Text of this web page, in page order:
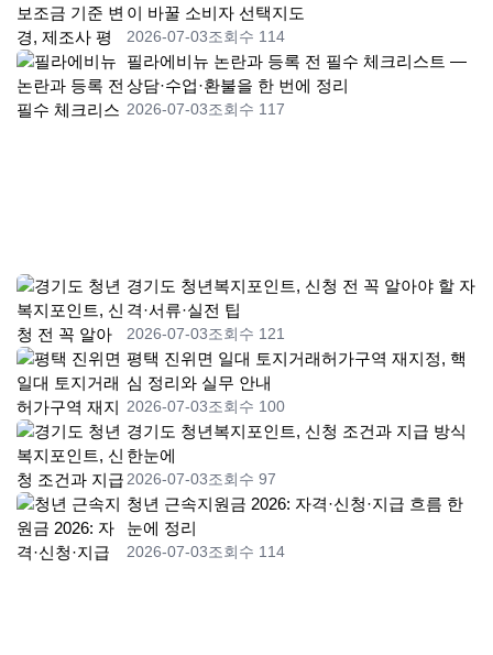
이 바꿀 소비자 선택지도
2026-07-03조회수 114
필라에비뉴 논란과 등록 전 필수 체크리스트 —
상담·수업·환불을 한 번에 정리
2026-07-03조회수 117
경기도 청년복지포인트, 신청 전 꼭 알아야 할 자
격·서류·실전 팁
2026-07-03조회수 121
평택 진위면 일대 토지거래허가구역 재지정, 핵
심 정리와 실무 안내
2026-07-03조회수 100
경기도 청년복지포인트, 신청 조건과 지급 방식
한눈에
2026-07-03조회수 97
청년 근속지원금 2026: 자격·신청·지급 흐름 한
눈에 정리
2026-07-03조회수 114